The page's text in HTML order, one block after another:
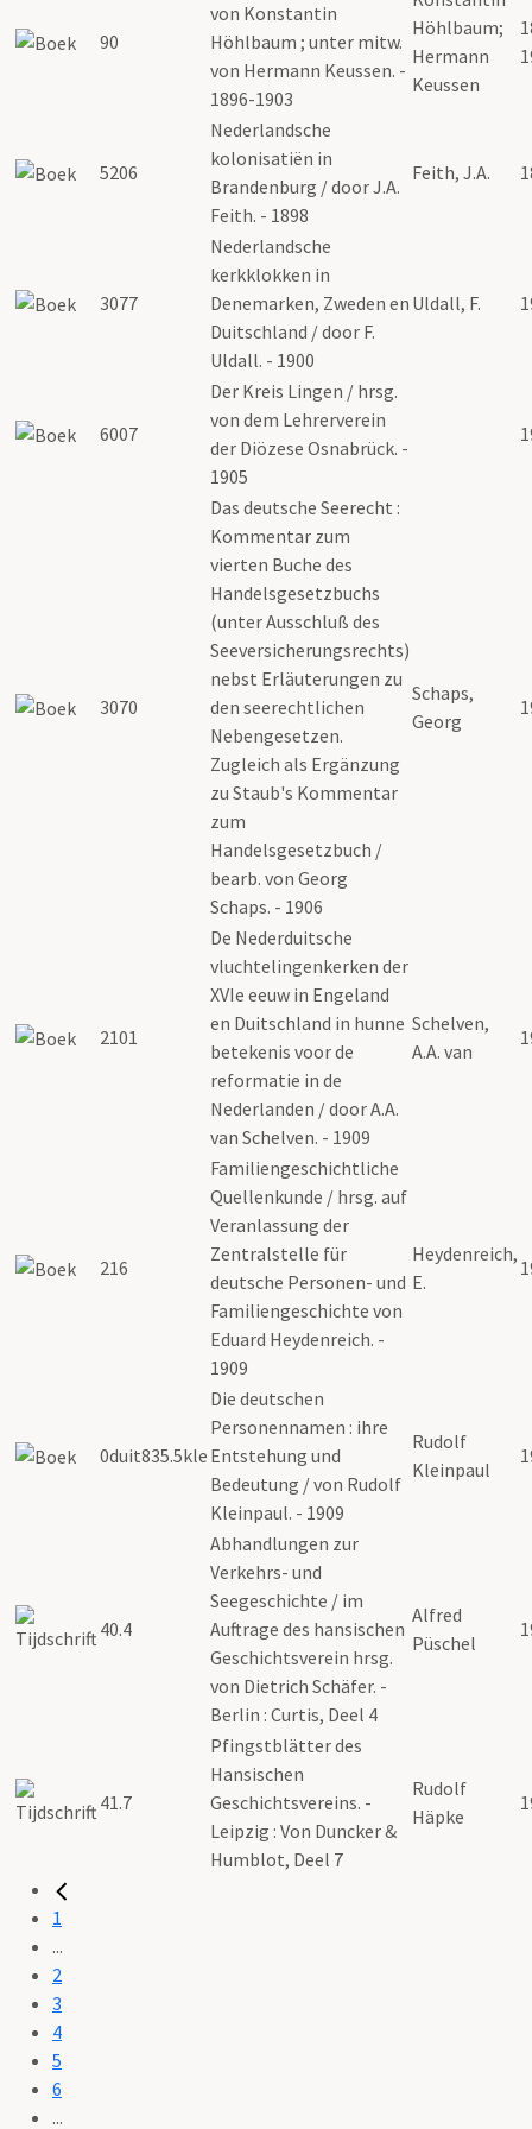
90
von Konstantin
Höhlbaum ; unter mitw.
von Hermann Keussen. -
1896-1903
Höhlbaum;
Hermann
Keussen
5206
Nederlandsche
kolonisatiën in
Brandenburg / door J.A.
Feith. - 1898
Feith, J.A.
3077
Nederlandsche
kerkklokken in
Denemarken, Zweden en
Duitschland / door F.
Uldall. - 1900
Uldall, F.
6007
Der Kreis Lingen / hrsg.
von dem Lehrerverein
der Diözese Osnabrück. -
1905
3070
Das deutsche Seerecht :
Kommentar zum
vierten Buche des
Handelsgesetzbuchs
(unter Ausschluß des
Seeversicherungsrechts)
nebst Erläuterungen zu
den seerechtlichen
Nebengesetzen.
Zugleich als Ergänzung
zu Staub's Kommentar
zum
Handelsgesetzbuch /
bearb. von Georg
Schaps. - 1906
Schaps,
Georg
2101
De Nederduitsche
vluchtelingenkerken der
XVIe eeuw in Engeland
en Duitschland in hunne
betekenis voor de
reformatie in de
Nederlanden / door A.A.
van Schelven. - 1909
Schelven,
A.A. van
216
Familiengeschichtliche
Quellenkunde / hrsg. auf
Veranlassung der
Zentralstelle für
deutsche Personen- und
Familiengeschichte von
Eduard Heydenreich. -
1909
Heydenreich,
E.
0duit835.5kle
Die deutschen
Personennamen : ihre
Entstehung und
Bedeutung / von Rudolf
Kleinpaul. - 1909
Rudolf
Kleinpaul
40.4
Abhandlungen zur
Verkehrs- und
Seegeschichte / im
Auftrage des hansischen
Geschichtsverein hrsg.
von Dietrich Schäfer. -
Berlin : Curtis, Deel 4
Alfred
Püschel
41.7
Pfingstblätter des
Hansischen
Geschichtsvereins. -
Leipzig : Von Duncker &
Humblot, Deel 7
Rudolf
Häpke
1
...
2
3
4
5
6
...